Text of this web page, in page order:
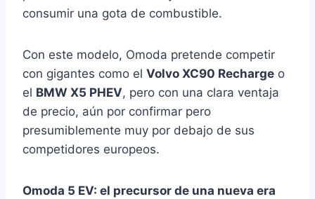
consumir una gota de combustible.
Con este modelo, Omoda pretende competir
con gigantes como el Volvo XC90 Recharge o
el BMW X5 PHEV, pero con una clara ventaja
de precio, aún por confirmar pero
presumiblemente muy por debajo de sus
competidores europeos.
Omoda 5 EV: el precursor de una nueva era